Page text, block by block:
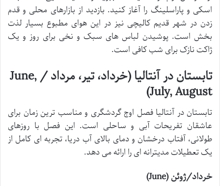
اسکی و پاراسلینگ را آغاز کنید. بازدید از بازارهای محلی و قدم
زدن در شهر قدیم کالیچی نیز در این هوای مطبوع بسیار لذت
بخش است. پوشیدن لباس های سبک و نخی برای روز و یک
ژاکت نازک برای شب کافی است.
تابستان در آنتالیا (خرداد، تیر، مرداد / June,
July, August)
تابستان در آنتالیا فصل اوج گردشگری و مناسب ترین زمان برای
عاشقان تفریحات آبی و ساحلی است. این فصل با روزهای
طولانی، آفتاب درخشان و دمای بالای آب دریا، تجربه ای کامل از
یک تعطیلات مدیترانه ای را ارائه می دهد.
خرداد/ژوئن (June)